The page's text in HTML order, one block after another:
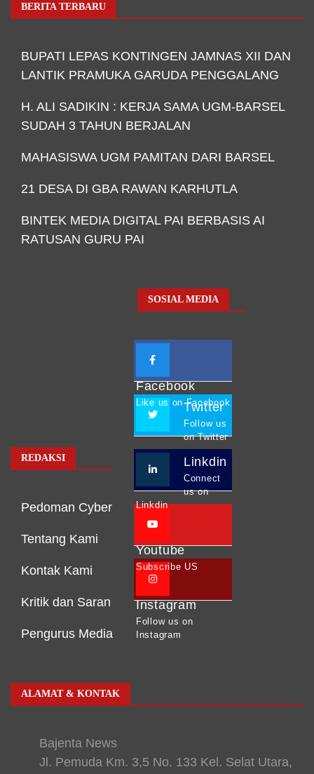
BERITA TERBARU
BUPATI LEPAS KONTINGEN JAMNAS XII DAN
LANTIK PRAMUKA GARUDA PENGGALANG
H. ALI SADIKIN : KERJA SAMA UGM-BARSEL
SUDAH 3 TAHUN BERJALAN
MAHASISWA UGM PAMITAN DARI BARSEL
21 DESA DI GBA RAWAN KARHUTLA
BINTEK MEDIA DIGITAL PAI BERBASIS AI
RATUSAN GURU PAI
REDAKSI
Pedoman Cyber
Tentang Kami
Kontak Kami
Kritik dan Saran
Pengurus Media
SOSIAL MEDIA
Facebook
Like us on Facebook
Twitter
Follow us
on Twitter
Linkdin
Connect
us on
Linkdin
Youtube
Subscribe US
Instagram
Follow us on
Instagram
ALAMAT & KONTAK
Bajenta News
Jl. Pemuda Km. 3,5 No. 133 Kel. Selat Utara,